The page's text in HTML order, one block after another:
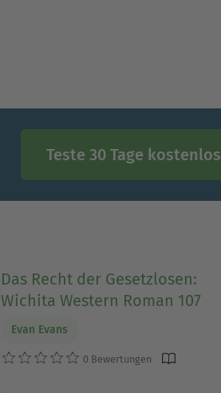
Teste 30 Tage kostenlos
Das Recht der Gesetzlosen:
Wichita Western Roman 107
Evan Evans
0 Bewertungen